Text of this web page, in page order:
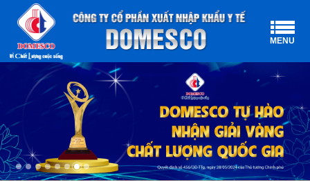
MENU